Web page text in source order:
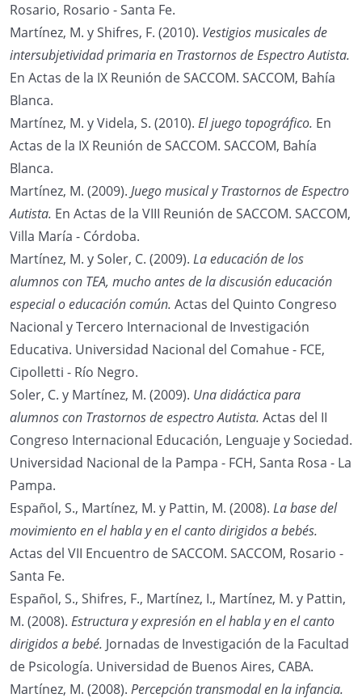
Rosario, Rosario - Santa Fe.
Martínez, M. y Shifres, F. (2010). Vestigios musicales de
intersubjetividad primaria en Trastornos de Espectro Autista.
En Actas de la IX Reunión de SACCOM. SACCOM, Bahía
Blanca.
Martínez, M. y Videla, S. (2010). El juego topográfico. En
Actas de la IX Reunión de SACCOM. SACCOM, Bahía
Blanca.
Martínez, M. (2009). Juego musical y Trastornos de Espectro
Autista. En Actas de la VIII Reunión de SACCOM. SACCOM,
Villa María - Córdoba.
Martínez, M. y Soler, C. (2009). La educación de los
alumnos con TEA, mucho antes de la discusión educación
especial o educación común. Actas del Quinto Congreso
Nacional y Tercero Internacional de Investigación
Educativa. Universidad Nacional del Comahue - FCE,
Cipolletti - Río Negro.
Soler, C. y Martínez, M. (2009). Una didáctica para
alumnos con Trastornos de espectro Autista. Actas del II
Congreso Internacional Educación, Lenguaje y Sociedad.
Universidad Nacional de la Pampa - FCH, Santa Rosa - La
Pampa.
Español, S., Martínez, M. y Pattin, M. (2008). La base del
movimiento en el habla y en el canto dirigidos a bebés.
Actas del VII Encuentro de SACCOM. SACCOM, Rosario -
Santa Fe.
Español, S., Shifres, F., Martínez, I., Martínez, M. y Pattin,
M. (2008). Estructura y expresión en el habla y en el canto
dirigidos a bebé. Jornadas de Investigación de la Facultad
de Psicología. Universidad de Buenos Aires, CABA.
Martínez, M. (2008). Percepción transmodal en la infancia.